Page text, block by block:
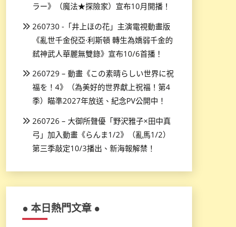
ラー》（魔法★探險家）宣布10月開播！
260730 -「井上ほの花」主演電視動畫版
《亂世千金倪亞·利斯頓 轉生為嬌弱千金的
弒神武人華麗無雙錄》宣布10/6首播！
260729 – 動畫《この素晴らしい世界に祝
福を！4》（為美好的世界獻上祝福！第4
季）瞄準2027年放送、紀念PV公開中！
260726 – 大御所聲優「野沢雅子×田中真
弓」加入動畫《らんま1/2》（亂馬1/2）
第三季敲定10/3播出、新海報解禁！
● 本日熱門文章 ●